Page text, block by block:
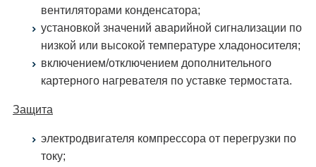
вентиляторами конденсатора;
установкой значений аварийной сигнализации по
низкой или высокой температуре хладоносителя;
включением/отключением дополнительного
картерного нагревателя по уставке термостата.
Защита
электродвигателя компрессора от перегрузки по
току;